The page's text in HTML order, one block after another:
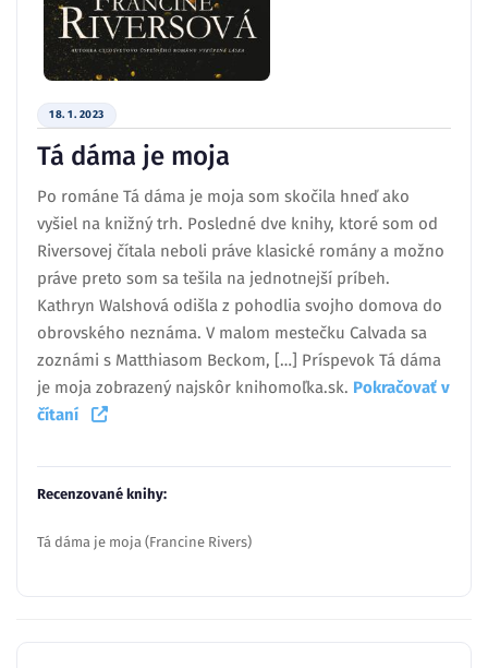
18. 1. 2023
Tá dáma je moja
Po románe Tá dáma je moja som skočila hneď ako
vyšiel na knižný trh. Posledné dve knihy, ktoré som od
Riversovej čítala neboli práve klasické romány a možno
práve preto som sa tešila na jednotnejší príbeh.
Kathryn Walshová odišla z pohodlia svojho domova do
obrovského neznáma. V malom mestečku Calvada sa
zoznámi s Matthiasom Beckom, […] Príspevok Tá dáma
je moja zobrazený najskôr knihomoľka.sk. Pokračovať v
čítaní
Recenzované knihy:
Tá dáma je moja (Francine Rivers)